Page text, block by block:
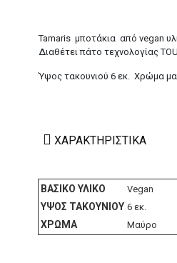
Tamaris μποτάκια από vegan
Διαθέτει πάτο τεχνολογίας
Ύψος τακουνιού 6 εκ. Χρώμα
ΧΑΡΑΚΤΗΡΙΣΤΙΚΆ
ΒΑΣΙΚΌ ΥΛΙΚΌ Vegan
ΎΨΟΣ ΤΑΚΟΥΝΙΟΎ 6 εκ.
ΧΡΏΜΑ Μαύρο